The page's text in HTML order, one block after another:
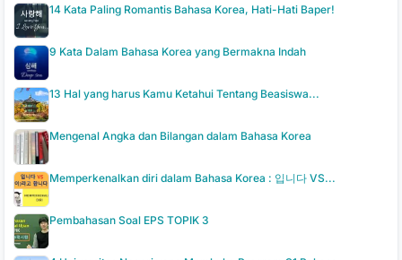
14 Kata Paling Romantis Bahasa Korea, Hati-Hati Baper!
9 Kata Dalam Bahasa Korea yang Bermakna Indah
13 Hal yang harus Kamu Ketahui Tentang Beasiswa...
Mengenal Angka dan Bilangan dalam Bahasa Korea
Memperkenalkan diri dalam Bahasa Korea : 입니다 VS...
Pembahasan Soal EPS TOPIK 3